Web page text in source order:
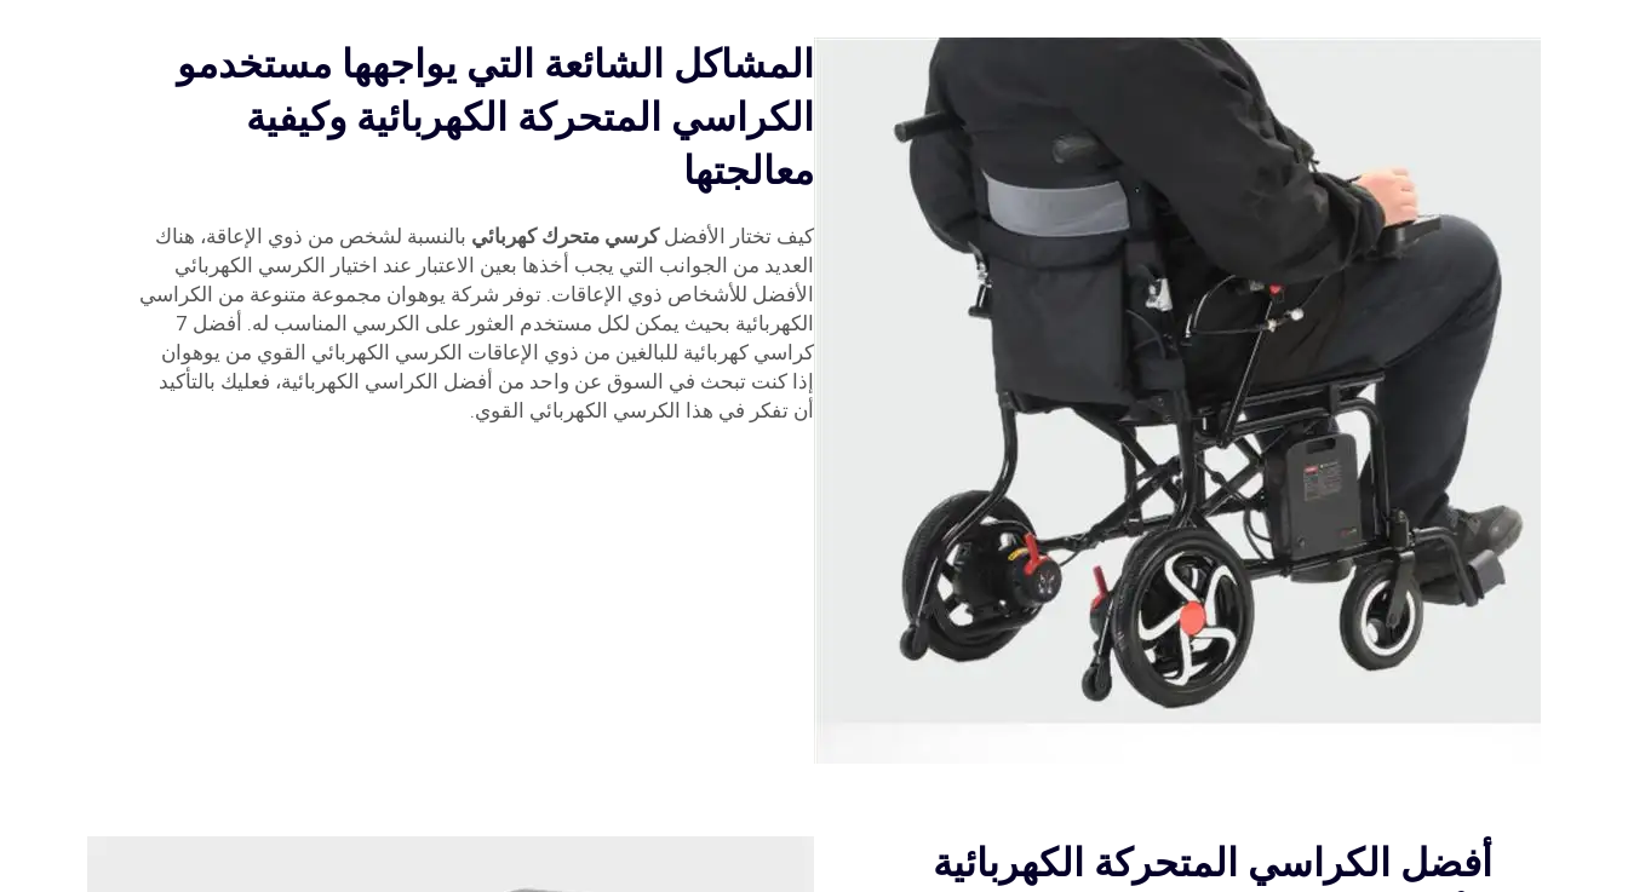
المشاكل الشائعة التي يواجهها مستخدمو
الكراسي المتحركة الكهربائية وكيفية
معالجتها
كيف تختار الأفضلكرسي متحرك كهربائي بالنسبة لشخص من ذوي الإعاقة، هناك
العديد من الجوانب التي يجب أخذها بعين الاعتبار عند اختيار الكرسي الكهربائي
الأفضل للأشخاص ذوي الإعاقات. توفر شركة يوهوان مجموعة متنوعة من الكراسي
الكهربائية بحيث يمكن لكل مستخدم العثور على الكرسي المناسب له. أفضل 7
كراسي كهربائية للبالغين من ذوي الإعاقات الكرسي الكهربائي القوي من يوهوان
إذا كنت تبحث في السوق عن واحد من أفضل الكراسي الكهربائية، فعليك بالتأكيد
أن تفكر في هذا الكرسي الكهربائي القوي.
أفضل الكراسي المتحركة الكهربائية